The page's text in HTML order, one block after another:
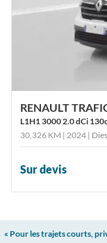
RENAULT
L1H1 3000 2.0 dCi
30,326 KM | 2024 |
Sur devis
« Pour les trajets courts,